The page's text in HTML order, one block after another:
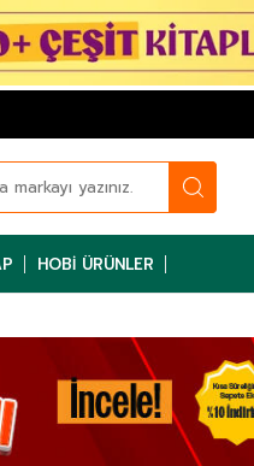
HOBI ÜRÜNLER